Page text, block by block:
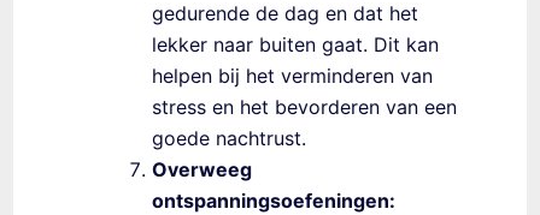
gedurende de dag en dat het
lekker naar buiten gaat. Dit kan
helpen bij het verminderen van
stress en het bevorderen van een
goede nachtrust.
Overweeg
ontspanningsoefeningen: